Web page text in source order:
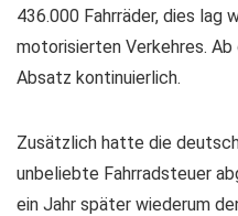
436.000 Fahrräder, dies lag
motorisierten Verkehres.
Absatz kontinuierlich.
Zusätzlich hatte die
unbeliebte Fahrradsteuer
ein Jahr später wiederum